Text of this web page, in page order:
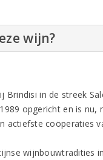
wijn?
Brindisi in de streek
opgericht en is nu,
actiefste coöperaties
wijnbouwtradities